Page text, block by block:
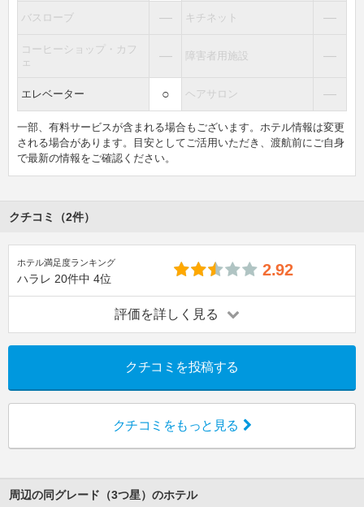
バスローブ ― キチネット ―
コーヒーショップ・カフ
ェ
― 障害者用施設 ―
エレベーター ○ ヘアサロン ―
一部、有料サービスが含まれる場合もございます。ホテル情報は変更
される場合があります。目安としてご活用いただき、渡航前にご自身
で最新の情報をご確認ください。
クチコミ（2件）
ホテル満足度ランキング
ハラレ 20件中 4位 2.92
評価を詳しく見る
クチコミを投稿する
クチコミをもっと見る
周辺の同グレード（3つ星）のホテル